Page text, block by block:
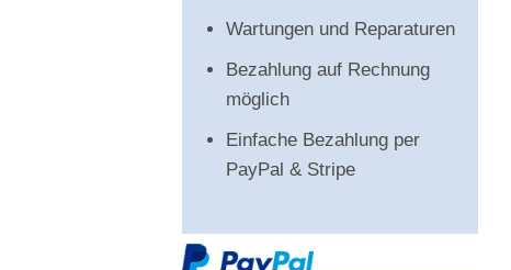
Wartungen und Reparaturen
Bezahlung auf Rechnung
möglich
Einfache Bezahlung per
PayPal & Stripe